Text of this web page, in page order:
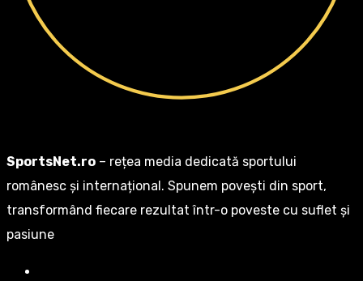
SportsNet.ro – rețea media dedicată sportului
românesc și internațional. Spunem povești din sport,
transformând fiecare rezultat într-o poveste cu suflet și
pasiune